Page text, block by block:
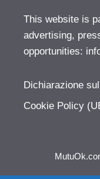
This website is
advertising,
opportunities:
Dichiarazione
Cookie Policy